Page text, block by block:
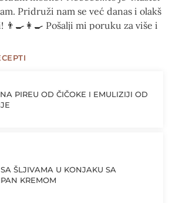
PIREU OD ČIČOKE I EMULIZIJI OD
ŠLJIVAMA U KONJAKU SA
KREMOM